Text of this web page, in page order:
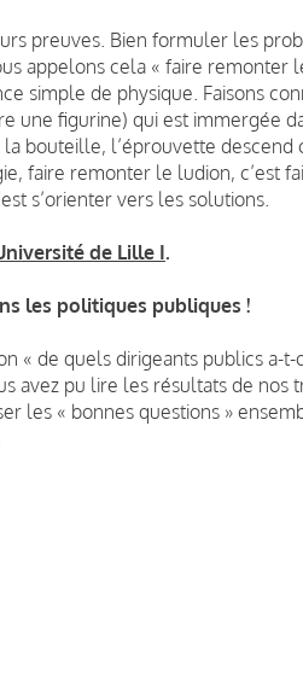
preuves. Bien formuler les
appelons cela « faire remonter
simple de physique. Faisons
une figurine) qui est immergée
bouteille, l’éprouvette
faire remonter le ludion, c’est
s’orienter vers les solutions.
de Lille I.
les politiques publiques !
« de quels dirigeants publics a-
avez pu lire les résultats de nos
les « bonnes questions »